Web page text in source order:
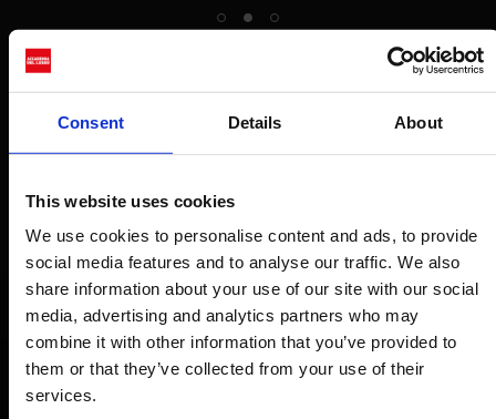
Consent Details About
This website uses cookies
We use cookies to personalise content and ads, to provide
social media features and to analyse our traffic. We also
share information about your use of our site with our social
media, advertising and analytics partners who may
combine it with other information that you’ve provided to
them or that they’ve collected from your use of their
services.
Fai della tuapassioneuna
professione
INFORMATI ORA